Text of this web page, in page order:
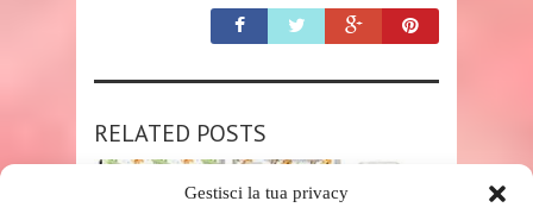
Gestisci la tua privacy
RELATED POSTS